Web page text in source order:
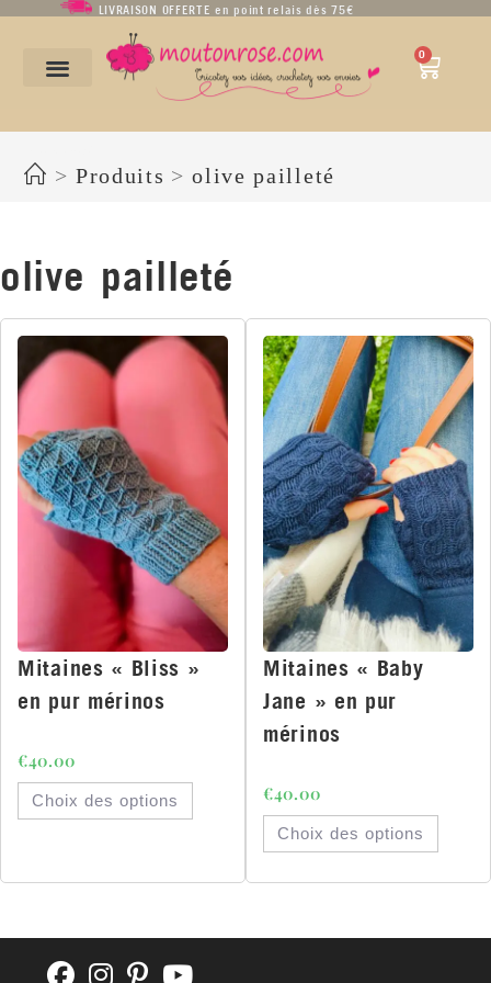
LIVRAISON OFFERTE en point relais dès 75€
0
> Produits > olive pailleté
olive pailleté
Mitaines « Bliss »
en pur mérinos
€40.00
Choix des options
Mitaines « Baby
Jane » en pur
mérinos
€40.00
Choix des options